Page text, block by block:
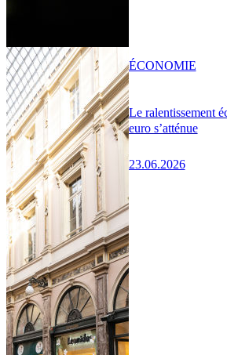
Le ralentissement
euro s’atténue
23.06.2026
ÉCONOMIE